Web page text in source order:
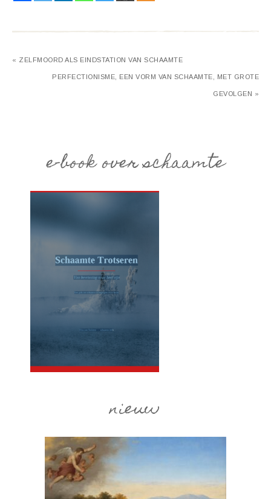
« ZELFMOORD ALS EINDSTATION VAN SCHAAMTE
PERFECTIONISME, EEN VORM VAN SCHAAMTE, MET GROTE
GEVOLGEN »
e-book over schaamte
nieuw